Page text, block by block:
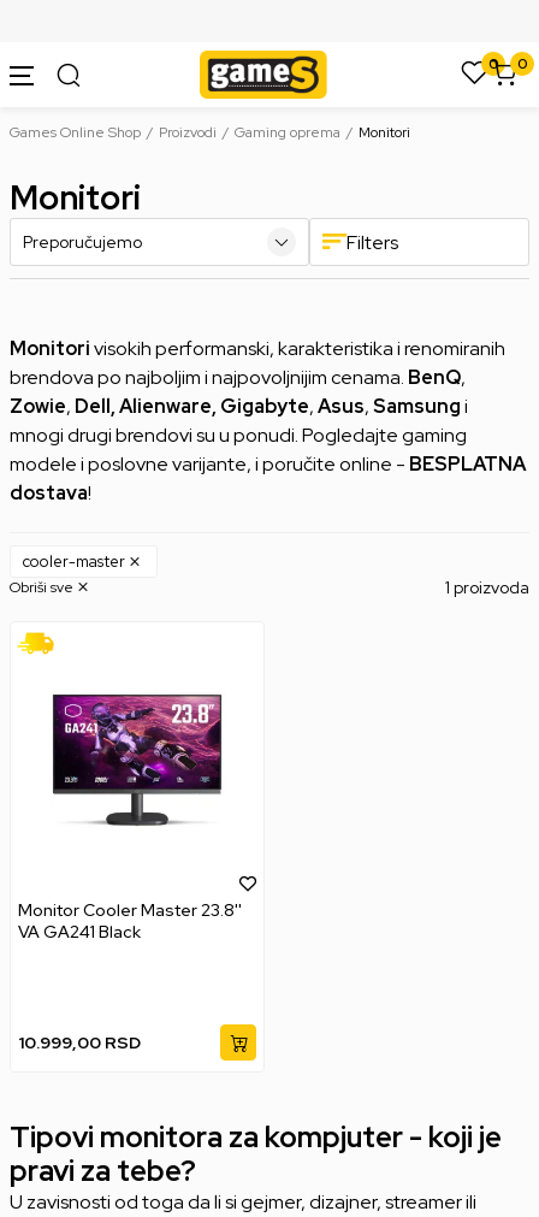
0 0
Games Online Shop Proizvodi Gaming oprema Monitori
Monitori
Filters
Monitorivisokih performanski, karakteristika i renomiranih
brendova po najboljim i najpovoljnijim cenama. BenQ,
Zowie, Dell, Alienware, Gigabyte,Asus,Samsungi
mnogi drugi brendovi su u ponudi. Pogledajte gaming
modele i poslovne varijante, i poručite online - BESPLATNA
dostava!
cooler-master
1 proizvoda
Obriši sve
Monitor Cooler Master 23.8''
VA GA241 Black
10.999,00 RSD
Tipovi monitora za kompjuter - koji je
pravi za tebe?
U zavisnosti od toga da li si gejmer, dizajner, streamer ili